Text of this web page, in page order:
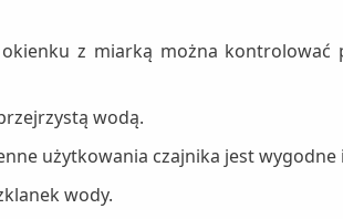
z miarką można kontrolować
wodą.
użytkowania czajnika jest wygodne
wody.